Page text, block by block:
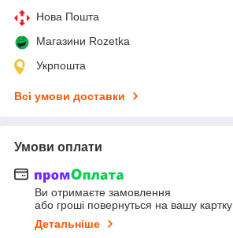
Нова Пошта
Магазини Rozetka
Укрпошта
Всі умови доставки
Умови оплати
Ви отримаєте замовлення
або гроші повернуться на вашу картку
Детальніше